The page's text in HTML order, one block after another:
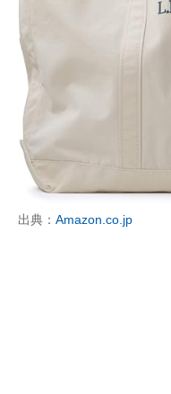
出典： Amazon.co.jp